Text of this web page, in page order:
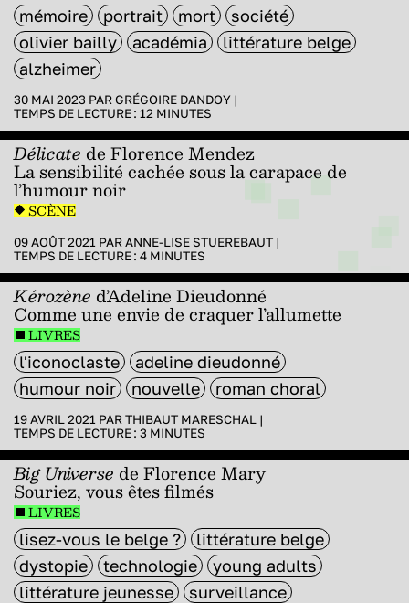
mémoire portrait mort
société
olivier bailly
académia
littérature belge
alzheimer
30 MAI 2023 PARGRÉGOIRE DANDOY |
TEMPS DE LECTURE : 12 MINUTES
Délicate de Florence Mendez
La sensibilité cachée sous la carapace de
l’humour noir
SCÈNE
09 AOÛT 2021 PARANNE-LISE STUEREBAUT |
TEMPS DE LECTURE : 4 MINUTES
Kérozène d’Adeline Dieudonné
Comme une envie de craquer l’allumette
LIVRES
l'iconoclaste
adeline dieudonné
humour noir
nouvelle roman choral
19 AVRIL 2021 PARTHIBAUT MARESCHAL |
TEMPS DE LECTURE : 3 MINUTES
Big Universe de Florence Mary
Souriez, vous êtes filmés
LIVRES
lisez-vous le belge ?
littérature belge
dystopie
technologie
young adults
littérature jeunesse
surveillance